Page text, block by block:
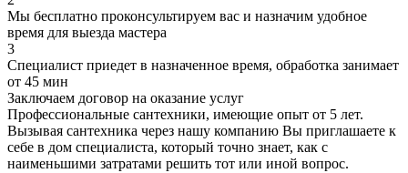
Мы бесплатно проконсультируем вас и назначим удобное
время для выезда мастера
3
Специалист приедет в назначенное время, обработка занимает
от 45 мин
Заключаем договор на оказание услуг
Профессиональные сантехники, имеющие опыт от 5 лет.
Вызывая сантехника через нашу компанию Вы приглашаете к
себе в дом специалиста, который точно знает, как с
наименьшими затратами решить тот или иной вопрос.